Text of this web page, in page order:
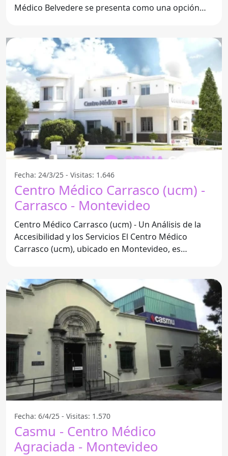
Médico Belvedere se presenta como una opción
Fecha: 24/3/25 - Visitas: 1.646
Centro Médico Carrasco (ucm) -
Carrasco - Montevideo
Centro Médico Carrasco (ucm) - Un Análisis de la
Accesibilidad y los Servicios El Centro Médico
Carrasco (ucm), ubicado en Montevideo, es
Fecha: 6/4/25 - Visitas: 1.570
Casmu - Centro Médico
Agraciada - Montevideo